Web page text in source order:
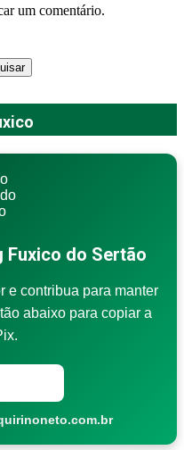
um comentário.
Fuxico do Sertão
e contribua para manter
abaixo para copiar a